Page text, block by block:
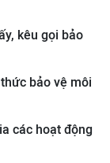
kêu gọi bảo
bảo vệ môi
các hoạt động